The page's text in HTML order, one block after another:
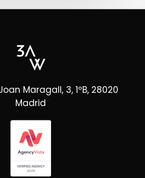
Maragall, 3, 1ºB, 28020
Madrid